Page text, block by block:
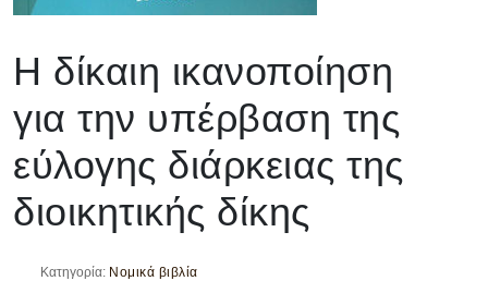
Η δίκαιη ικανοποίηση
για την υπέρβαση της
εύλογης διάρκειας της
διοικητικής δίκης
Κατηγορία: Νομικά βιβλία